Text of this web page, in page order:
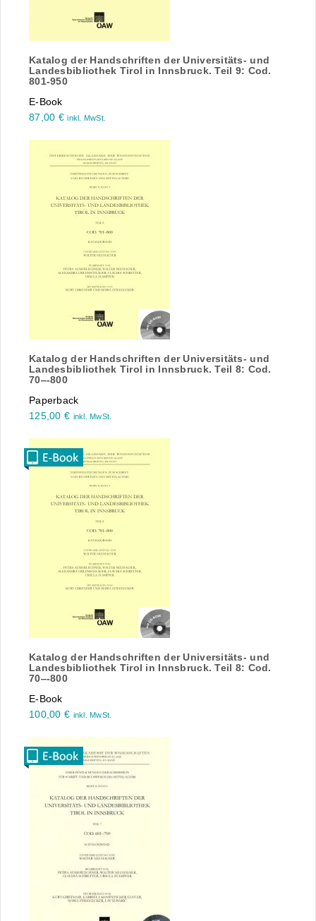
Katalog der Handschriften der Universitäts- und
Landesbibliothek Tirol in Innsbruck. Teil 9: Cod.
801-950
E-Book
87,00 € inkl. MwSt.
Katalog der Handschriften der Universitäts- und
Landesbibliothek Tirol in Innsbruck. Teil 8: Cod.
70‒-800
Paperback
125,00 € inkl. MwSt.
Katalog der Handschriften der Universitäts- und
Landesbibliothek Tirol in Innsbruck. Teil 8: Cod.
70‒-800
E-Book
100,00 € inkl. MwSt.